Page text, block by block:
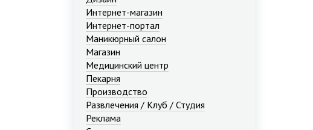
Интернет-магазин
Интернет-портал
Маникюрный салон
Магазин
Медицинский центр
Пекарня
Производство
Развлечения / Клуб / Студия
Реклама